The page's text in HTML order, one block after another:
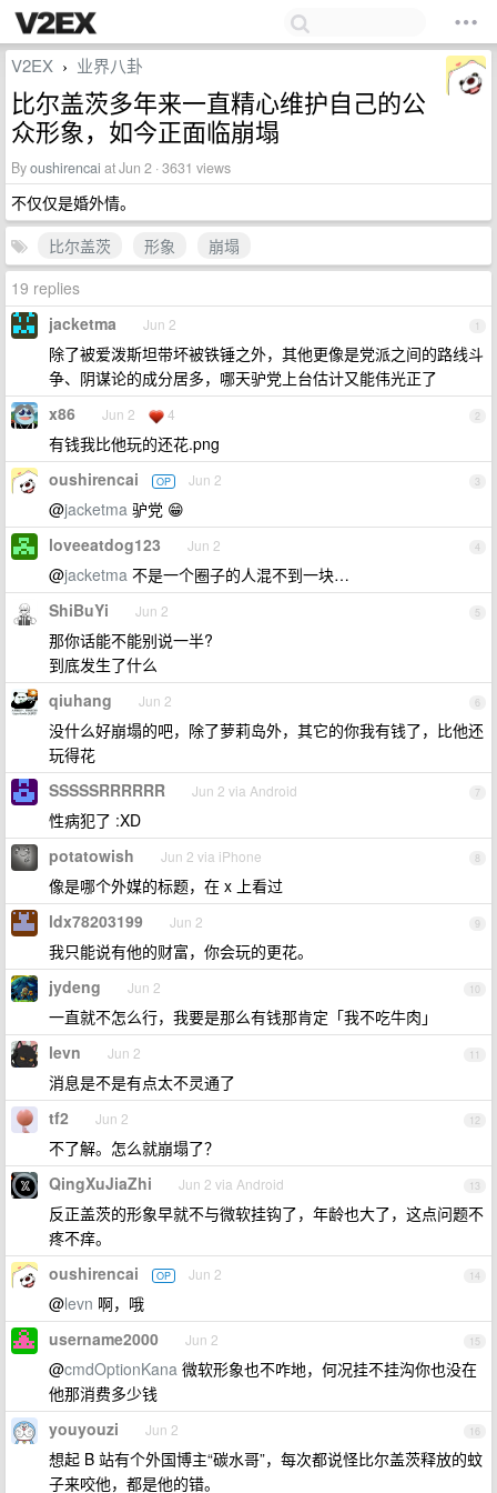
V2EX › 业界八卦
比尔盖茨多年来一直精心维护自己的公
众形象，如今正面临崩塌
Byoushirencai at Jun 2 · 3631 views
不仅仅是婚外情。
比尔盖茨
形象
崩塌
19 replies
1
jacketma Jun 2
除了被爱泼斯坦带坏被铁锤之外，其他更像是党派之间的路线斗
争、阴谋论的成分居多，哪天驴党上台估计又能伟光正了
2
x86 Jun 2 4
有钱我比他玩的还花.png
3
oushirencai OP Jun 2
@jacketma 驴党 😁
4
loveeatdog123 Jun 2
@jacketma 不是一个圈子的人混不到一块…
5
ShiBuYi Jun 2
那你话能不能别说一半?
到底发生了什么
6
qiuhang Jun 2
没什么好崩塌的吧，除了萝莉岛外，其它的你我有钱了，比他还
玩得花
7
SSSSSRRRRRR Jun 2 via Android
性病犯了 :XD
8
potatowish Jun 2 via iPhone
像是哪个外媒的标题，在 x 上看过
9
ldx78203199 Jun 2
我只能说有他的财富，你会玩的更花。
10
jydeng Jun 2
一直就不怎么行，我要是那么有钱那肯定「我不吃牛肉」
11
levn Jun 2
消息是不是有点太不灵通了
12
tf2 Jun 2
不了解。怎么就崩塌了？
13
QingXuJiaZhi Jun 2 via Android
反正盖茨的形象早就不与微软挂钩了，年龄也大了，这点问题不
疼不痒。
14
oushirencai OP Jun 2
@levn 啊，哦
15
username2000 Jun 2
@cmdOptionKana 微软形象也不咋地，何况挂不挂沟你也没在
他那消费多少钱
16
youyouzi Jun 2
想起 B 站有个外国博主“碳水哥”，每次都说怪比尔盖茨释放的蚊
子来咬他，都是他的错。